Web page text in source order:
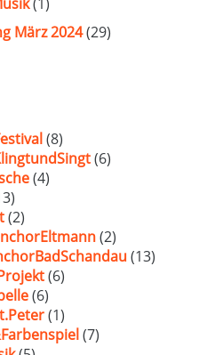
März 2024(29)
(8)
(6)
(4)
(2)
(2)
(13)
(6)
(6)
(1)
(7)